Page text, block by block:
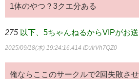
1体のやつ？3クエ分ある
275 以下、5ちゃんねるからVIPがお
2025/09/18(木) 19:24:16.414 ID:/IrVh7QZ0
俺ならここのサークルで2回失敗さ